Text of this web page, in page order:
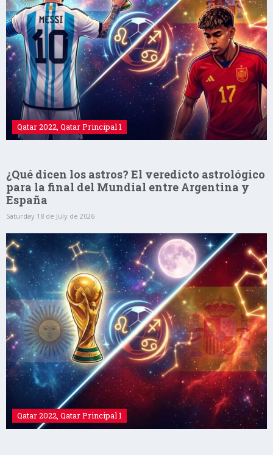
Qatar 2022 Qatar Principal 1
¿Qué dicen los astros? El veredicto astrológico
para la final del Mundial entre Argentina y
España
Saturday 18 de July de 2026
Qatar 2022 Qatar Principal 1